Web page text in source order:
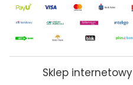
Sklep internetowy